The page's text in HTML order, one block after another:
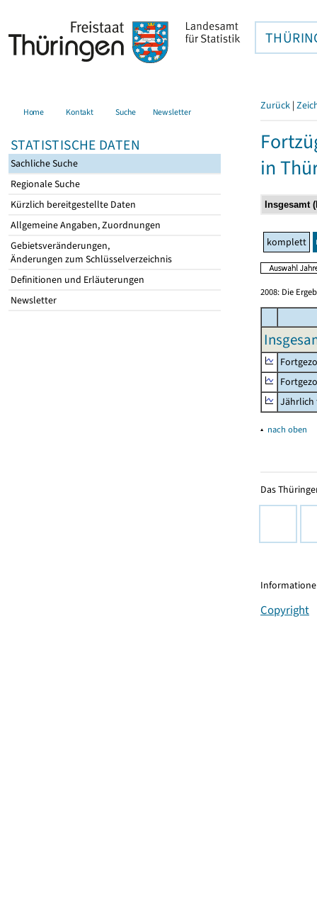
Home Kontakt Suche Newsletter
STATISTISCHE DATEN
Sachliche Suche
Regionale Suche
Kürzlich bereitgestellte Daten
Allgemeine Angaben, Zuordnungen
Gebietsveränderungen,
Änderungen zum Schlüsselverzeichnis
Definitionen und Erläuterungen
Newsletter
Zurück |
in
komplett
2008: Die
Jährlich
▴ nach oben
Das
Copyright